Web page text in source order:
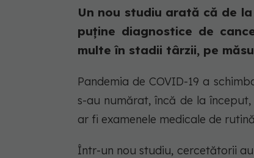
Un nou studiu arată că de
puține diagnostice de
multe în stadii târzii, pe
Pandemia de COVID-19 a
s-au numărat, încă de la
ar fi examenele medicale de
Într-un nou studiu, cercetătorii